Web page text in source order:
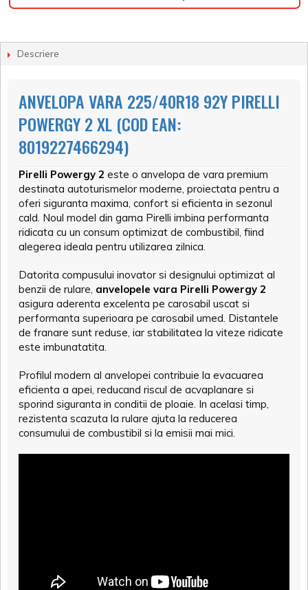
Descriere
ANVELOPA VARA 225/40R18 92Y PIRELLI
POWERGY 2 XL (COD EAN:
8019227466294)
Pirelli Powergy 2 este o anvelopa de vara premium
destinata autoturismelor moderne, proiectata pentru a
oferi siguranta maxima, confort si eficienta in sezonul
cald. Noul model din gama Pirelli imbina performanta
ridicata cu un consum optimizat de combustibil, fiind
alegerea ideala pentru utilizarea zilnica.
Datorita compusului inovator si designului optimizat al
benzii de rulare, anvelopele vara Pirelli Powergy 2
asigura aderenta excelenta pe carosabil uscat si
performanta superioara pe carosabil umed. Distantele
de franare sunt reduse, iar stabilitatea la viteze ridicate
este imbunatatita.
Profilul modern al anvelopei contribuie la evacuarea
eficienta a apei, reducand riscul de acvaplanare si
sporind siguranta in conditii de ploaie. In acelasi timp,
rezistenta scazuta la rulare ajuta la reducerea
consumului de combustibil si la emisii mai mici.